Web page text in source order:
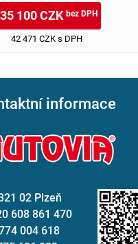
35 100 CZKbez DPH
42 471 CZK s DPH
informace
02 Plzeň
608 861 470
004 618